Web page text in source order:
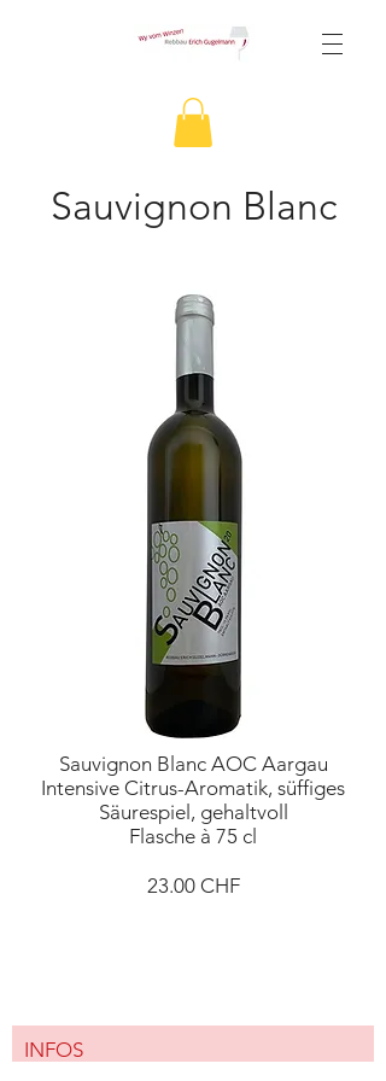
Sauvignon Blanc
Sauvignon Blanc AOC Aargau
Intensive Citrus-Aromatik, süffiges
Säurespiel, gehaltvoll
Flasche à 75 cl
23.00 CHF
INFOS